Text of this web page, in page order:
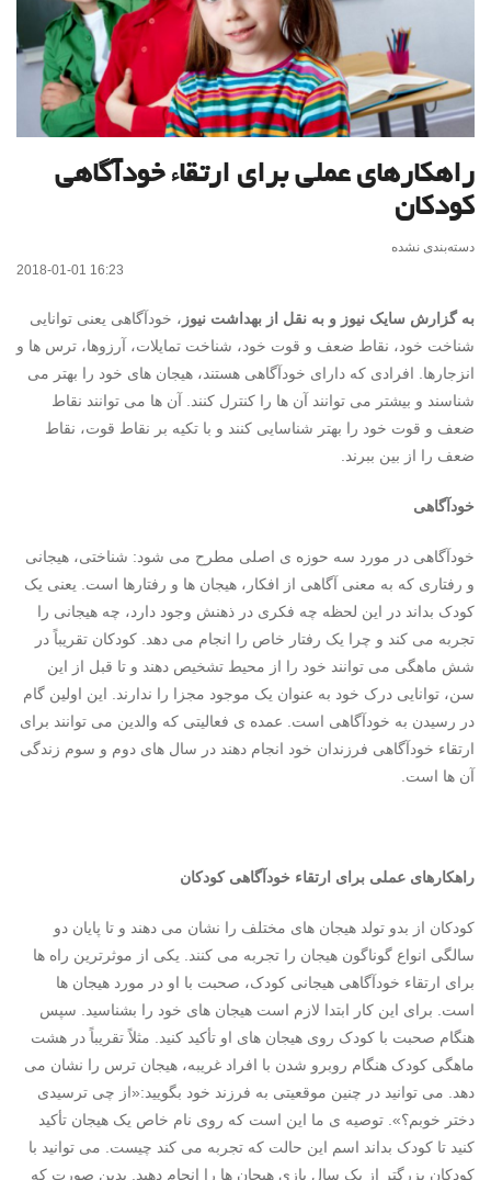
راهکارهای عملی برای ارتقاء خودآگاهی
کودکان
دسته‌بندی نشده
2018-01-01 16:23
به گزارش سایک نیوز و به نقل از بهداشت نیوز ، خودآگاهی یعنی توانایی
شناخت خود، نقاط ضعف و قوت خود، شناخت تمایلات، آرزوها، ترس ها و
انزجارها. افرادی که دارای خودآگاهی هستند، هیجان های خود را بهتر می
شناسند و بیشتر می توانند آن ها را کنترل کنند. آن ها می توانند نقاط
ضعف و قوت خود را بهتر شناسایی کنند و با تکیه بر نقاط قوت، نقاط
ضعف را از بین ببرند.
خودآگاهی
خودآگاهی در مورد سه حوزه ی اصلی مطرح می شود: شناختی، هیجانی
و رفتاری که به معنی آگاهی از افکار، هیجان ها و رفتارها است. یعنی یک
کودک بداند در این لحظه چه فکری در ذهنش وجود دارد، چه هیجانی را
تجربه می کند و چرا یک رفتار خاص را انجام می دهد. کودکان تقریباً در
شش ماهگی می توانند خود را از محیط تشخیص دهند و تا قبل از این
سن، توانایی درک خود به عنوان یک موجود مجزا را ندارند. این اولین گام
در رسیدن به خودآگاهی است. عمده ی فعالیتی که والدین می توانند برای
ارتقاء خودآگاهی فرزندان خود انجام دهند در سال های دوم و سوم زندگی
آن ها است.
راهکارهای عملی برای ارتقاء خودآگاهی کودکان
کودکان از بدو تولد هیجان های مختلف را نشان می دهند و تا پایان دو
سالگی انواع گوناگون هیجان را تجربه می کنند. یکی از موثرترین راه ها
برای ارتقاء خودآگاهی هیجانی کودک، صحبت با او در مورد هیجان ها
است. برای این کار ابتدا لازم است هیجان های خود را بشناسید. سپس
هنگام صحبت با کودک روی هیجان های او تأکید کنید. مثلاً تقریباً در هشت
ماهگی کودک هنگام روبرو شدن با افراد غریبه، هیجان ترس را نشان می
دهد. می توانید در چنین موقعیتی به فرزند خود بگویید:«از چی ترسیدی
دختر خوبم؟». توصیه ی ما این است که روی نام خاص یک هیجان تأکید
کنید تا کودک بداند اسم این حالت که تجربه می کند چیست. می توانید با
کودکان بزرگتر از یک سال بازی هیجان ها را انجام دهید. بدین صورت که